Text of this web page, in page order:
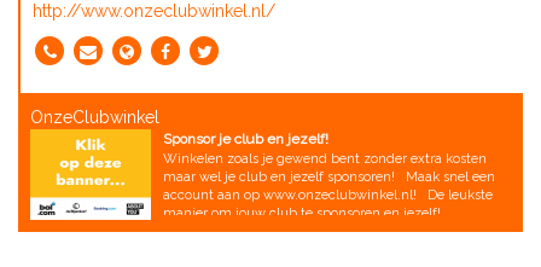
http://www.onzeclubwinkel.nl/
OnzeClubwinkel
Sponsor je club en jezelf!
Winkelen zoals je gewend bent zonder extra kosten
maar wel je club en jezelf sponsoren! Maak snel een
account aan op www.onzeclubwinkel.nl! De leukste
manier om jouw club te sponsoren en jezelf!
Aanmelden werkt als volgt: - Direct